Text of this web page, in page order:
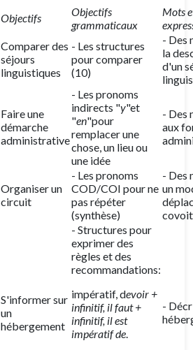
Objectifs
Objectifs
grammaticaux
Mots
Comparer des
séjours
linguistiques
- Les structures
pour comparer
(10)
- Des
la
d'un
Faire une
démarche
administrative
- Les pronoms
indirects "y"et
"en"pour
remplacer une
chose, un lieu ou
une idée
- Des
aux
Organiser un
circuit
- Les pronoms
COD/COI pour ne
pas répéter
(synthèse)
- Des
un
S'informer sur
un
hébergement
- Structures pour
exprimer des
règles et des
recommandations:
impératif, devoir +
infinitif, il faut +
infinitif, il est
impératif de.
-